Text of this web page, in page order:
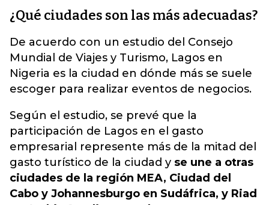
¿Qué ciudades son las más adecuadas?
De acuerdo con un estudio del Consejo
Mundial de Viajes y Turismo, Lagos en
Nigeria es la ciudad en dónde más se suele
escoger para realizar eventos de negocios.
Según el estudio, se prevé que la
participación de Lagos en el gasto
empresarial represente más de la mitad del
gasto turístico de la ciudad y se une a otras
ciudades de la región MEA, Ciudad del
Cabo y Johannesburgo en Sudáfrica, y Riad